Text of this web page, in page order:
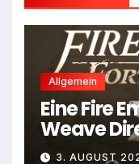
Allgemein
Eine Fire
Weave
August
3. AUGUST